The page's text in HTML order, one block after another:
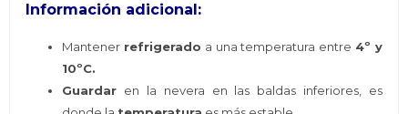
Información adicional:
Mantener refrigerado a una temperatura entre 4º y
10ºC.
Guardar en la nevera en las baldas inferiores, es